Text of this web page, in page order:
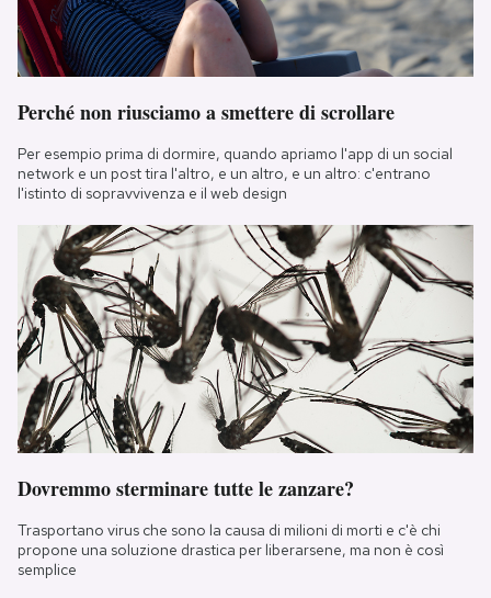
Perché non riusciamo a smettere di scrollare
Per esempio prima di dormire, quando apriamo l'app di un social
network e un post tira l'altro, e un altro, e un altro: c'entrano
l'istinto di sopravvivenza e il web design
Dovremmo sterminare tutte le zanzare?
Trasportano virus che sono la causa di milioni di morti e c'è chi
propone una soluzione drastica per liberarsene, ma non è così
semplice